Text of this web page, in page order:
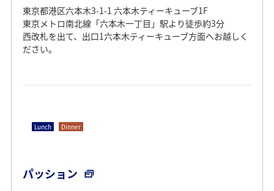
東京都港区六本木3-1-1 六本木ティーキューブ1F
東京メトロ南北線「六本木一丁目」駅より徒歩約3分
西改札を出て、出口1六本木ティーキューブ方面へお越しく
ださい。
Lunch Dinner
パッション